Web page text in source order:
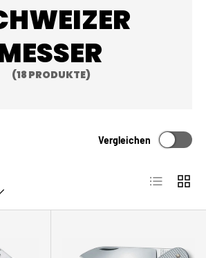
(18 PRODUKTE)
Vergleichen